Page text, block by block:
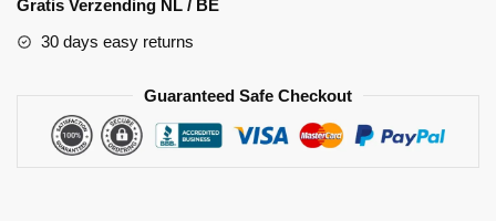
e
Gratis Verzending NL / BE
30 days easy returns
Guaranteed Safe Checkout